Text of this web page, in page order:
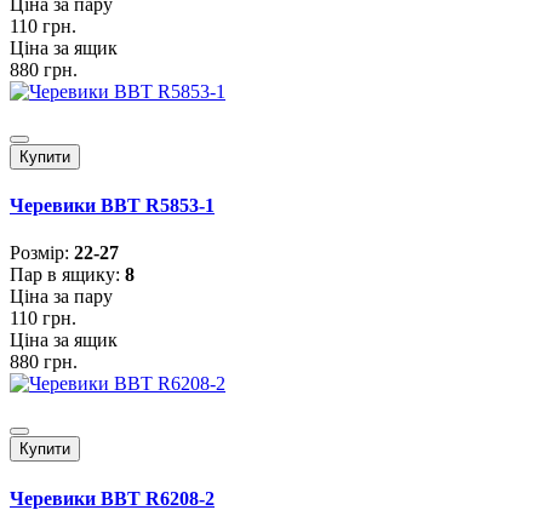
Ціна за пару
110 грн.
Ціна за ящик
880 грн.
Купити
Черевики BBT R5853-1
Розмiр: 22-27
Пар в ящику: 8
Ціна за пару
110 грн.
Ціна за ящик
880 грн.
Купити
Черевики BBT R6208-2